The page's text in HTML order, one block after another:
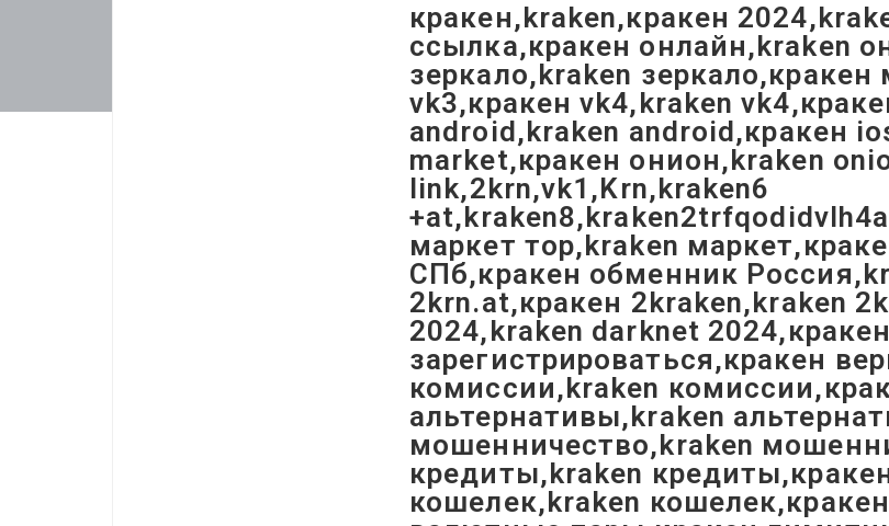
кракен,kraken,кракен
ссылка,кракен онлайн,kraken
зеркало,kraken
vk3,кракен vk4,kraken
android,kraken android,кракен
market,кракен онион,kraken
link,2krn,vk1,Krn,kraken6
маркет тор,kraken
СПб,кракен обменник
2krn.at,кракен 2kraken,kraken
2024,kraken darknet
зарегистрироваться,кракен
комиссии,kraken
альтернативы,kraken
мошенничество,kraken
кредиты,kraken
кошелек,kraken